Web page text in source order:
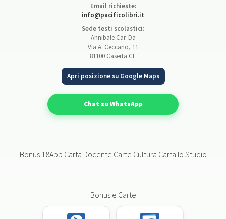
Email richieste:
info@pacificolibri.it
Sede testi scolastici:
Annibale Car. Da
Via A. Ceccano, 11
81100 Caserta CE
Apri posizione su Google Maps
Chat su WhatsApp
Bonus 18App Carta Docente Carte Cultura Carta Io Studio
Bonus e Carte